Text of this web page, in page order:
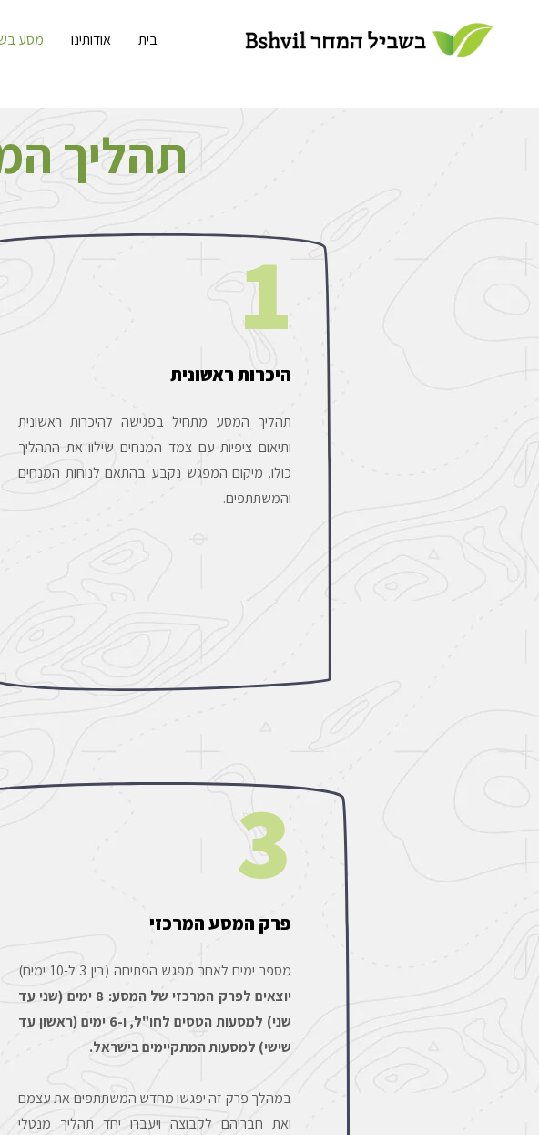
בית אודותינו מסע
תהליך
1
היכרות ראשונית
תהליך המסע מתחיל בפגישה להיכרות ראשונית
ותיאום ציפיות עם צמד המנחים שילוו את התהליך
כולו. מיקום המפגש נקבע בהתאם לנוחות המנחים
והמשתתפים.
3
פרק המסע המרכזי
מספר ימים לאחר מפגש הפתיחה (בין 3 ל-10 ימים)
יוצאים לפרק המרכזי של המסע: 8 ימים (שני עד
שני) למסעות הטסים לחו"ל, ו-6 ימים (ראשון עד
שישי) למסעות המתקיימים בישראל.
במהלך פרק זה יפגשו מחדש המשתתפים את עצמם
ואת חבריהם לקבוצה ויעברו יחד תהליך מנטלי